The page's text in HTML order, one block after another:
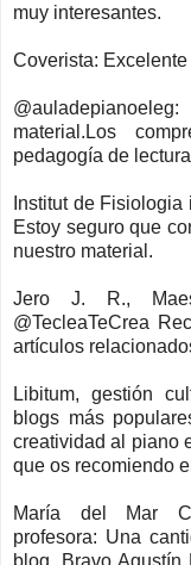
muy interesantes.
Coverista: Excelente
material.Los
pedagogía de
Institut de
Estoy seguro que
nuestro material.
Jero J. R.,
@TecleaTeCrea
artículos
Libitum, gestión
blogs más
creatividad al piano
que os recomiendo
María del Mar
profesora: Una
blog. Bravo Agustín